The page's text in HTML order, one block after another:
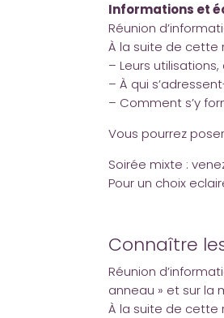
Informations et
Réunion
À la suite de cette
– Leurs
– À qui
– Comment s’y
Vous pourrez
Soirée mixte :
Pour un choix
Connaître
Réunion
anneau » et sur la
À la suite de cette